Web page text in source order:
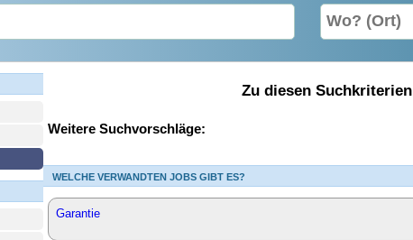
Zu diesen
Weitere Suchvorschläge:
WELCHE VERWANDTEN JOBS GIBT ES?
Garantie